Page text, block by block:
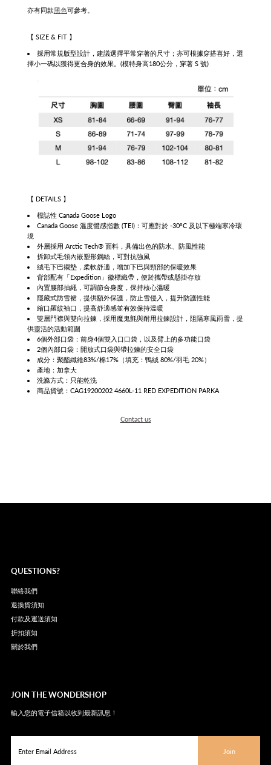
亦有同款黑色可參考。
【 SIZE & FIT 】
採用常規版型設計，建議選擇平常穿著的尺寸；亦可根據穿搭喜好，選
擇小一碼以獲得更合身的效果。(模特身高180公分，穿著 S 號)
【 DETAILS 】
標誌性 Canada Goose Logo
Canada Goose 溫度體感指數 (TEI)：可應對於 -30°C 及以下極端寒冷環
境
外層採用 Arctic Tech® 面料，具備出色的防水、防風性能
拆卸式毛領內嵌塑形鋼絲，可對抗強風
絨毛下巴襯墊，柔軟舒適，增加下巴與頸部的保暖效果
背部配有「Expedition」徽標織帶，便於攜帶或懸掛存放
內置腰部抽繩，可調節合身度，保持核心溫暖
隱藏式防雪裙，提供額外保護，防止雪侵入，提升防護性能
縮口羅紋袖口，提高舒適感並有效保持溫暖
雙層門襟與雙向拉鍊，採用魔鬼氈與耐用拉鍊設計，阻隔寒風雨雪，提
供靈活的活動範圍
6個外部口袋：前身4個雙入口口袋，以及臂上的多功能口袋
2個內部口袋：開放式口袋與帶拉鍊的安全口袋
成分：聚酯纖維83%/棉17%（填充：鴨絨 80%/羽毛 20%）
產地：加拿大
洗滌方式：只能乾洗
商品貨號： CAG19200202 4660L-11 RED EXPEDITION PARKA
Contact us
QUESTIONS?
聯絡我們
退換貨須知
付款及運送須知
折扣須知
關於我們
JOIN THE WONDERSHOP
輸入您的電子信箱以收到最新訊息！